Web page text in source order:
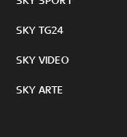
SKY TG24
SKY VIDEO
SKY ARTE